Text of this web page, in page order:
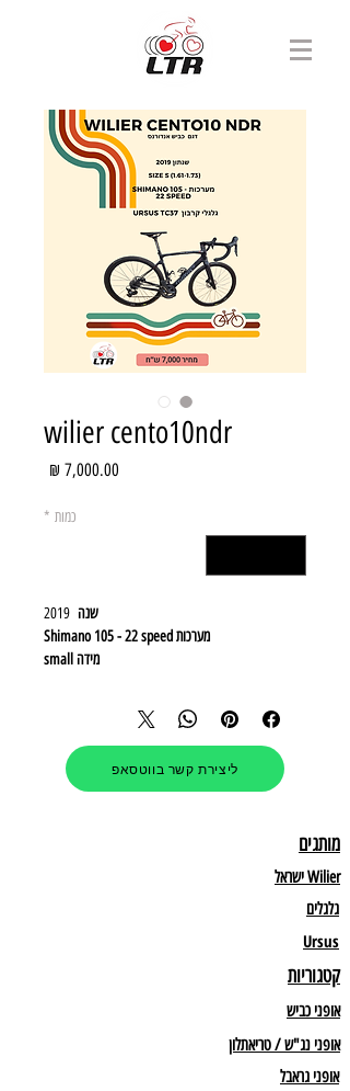
wilier cento10ndr
כמות *
שנה 2019
מערכות Shimano 105 - 22 speed
מידה small
ליצירת קשר בווטסאפ
מותגים
Wilier ישראל
גלגלים
Ursus
קטגוריות
אופני כביש
אופני נג"ש / טריאתלון
אופני גראבל